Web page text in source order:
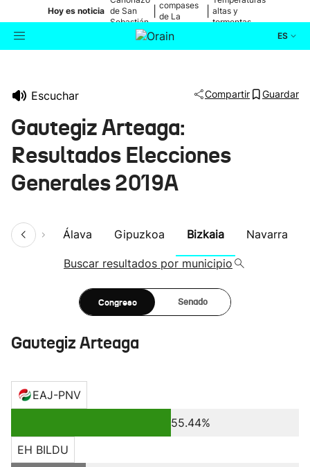
Hoy es noticia de San
Sebastián
compases
de La
altas y
tormentas
ES
Cultura
Ikusmiran
Escuchar Compartir Guardar
Gautegiz Arteaga:
Resultados Elecciones
Generales 2019A
Álava Gipuzkoa Bizkaia Navarra
Buscar resultados por municipio
Congreso Senado
Gautegiz Arteaga
EAJ-PNV
55.44%
EH BILDU